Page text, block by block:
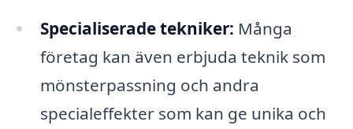
Specialiserade tekniker: Många
företag kan även erbjuda teknik som
mönsterpassning och andra
specialeffekter som kan ge unika och